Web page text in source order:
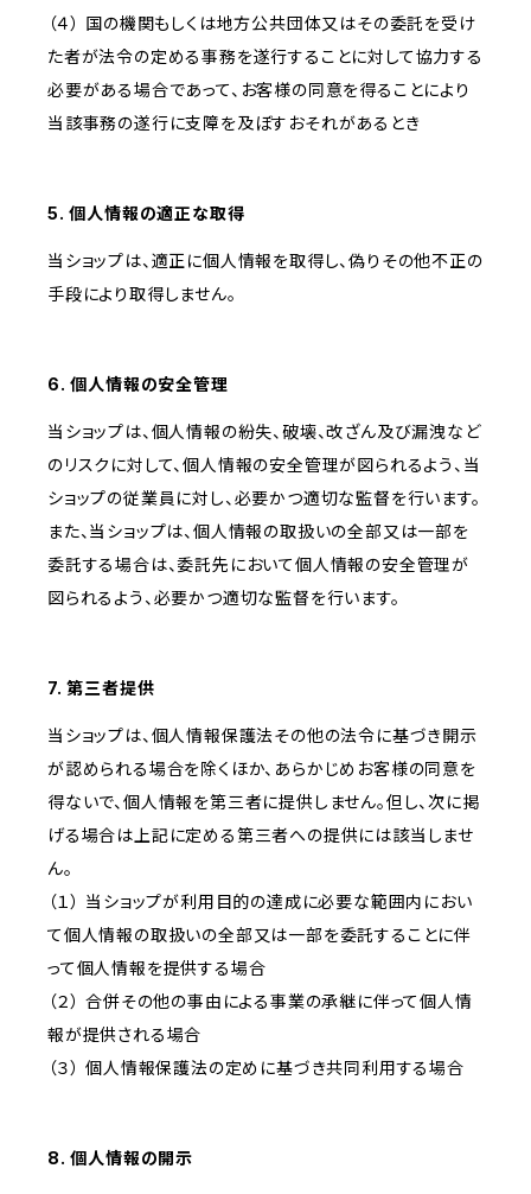
（４） 国の機関もしくは地方公共団体又はその委託を受け
た者が法令の定める事務を遂行することに対して協力する
必要がある場合であって、お客様の同意を得ることにより
当該事務の遂行に支障を及ぼすおそれがあるとき
5. 個人情報の適正な取得
当ショップは、適正に個人情報を取得し、偽りその他不正の
手段により取得しません。
6. 個人情報の安全管理
当ショップは、個人情報の紛失、破壊、改ざん及び漏洩など
のリスクに対して、個人情報の安全管理が図られるよう、当
ショップの従業員に対し、必要かつ適切な監督を行います。
また、当ショップは、個人情報の取扱いの全部又は一部を
委託する場合は、委託先において個人情報の安全管理が
図られるよう、必要かつ適切な監督を行います。
7. 第三者提供
当ショップは、個人情報保護法その他の法令に基づき開示
が認められる場合を除くほか、あらかじめお客様の同意を
得ないで、個人情報を第三者に提供しません。但し、次に掲
げる場合は上記に定める第三者への提供には該当しませ
ん。
（１） 当ショップが利用目的の達成に必要な範囲内におい
て個人情報の取扱いの全部又は一部を委託することに伴
って個人情報を提供する場合
（２） 合併その他の事由による事業の承継に伴って個人情
報が提供される場合
（３） 個人情報保護法の定めに基づき共同利用する場合
8. 個人情報の開示